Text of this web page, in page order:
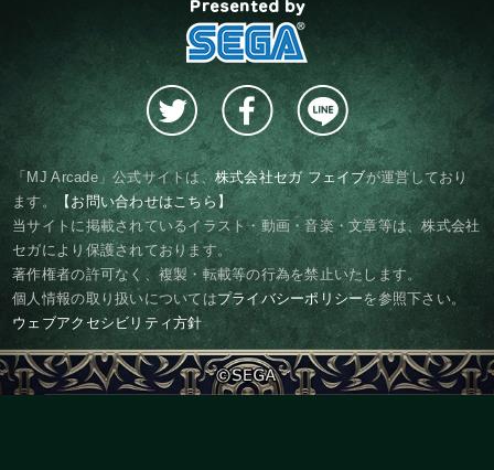
「MJ Arcade」公式サイトは、株式会社セガ フェイブが運営しており
ます。
【お問い合わせはこちら】
当サイトに掲載されているイラスト・動画・音楽・文章等は、株式会社
セガにより保護されております。
著作権者の許可なく、複製・転載等の行為を禁止いたします。
個人情報の取り扱いについてはプライバシーポリシーを参照下さい。
ウェブアクセシビリティ方針